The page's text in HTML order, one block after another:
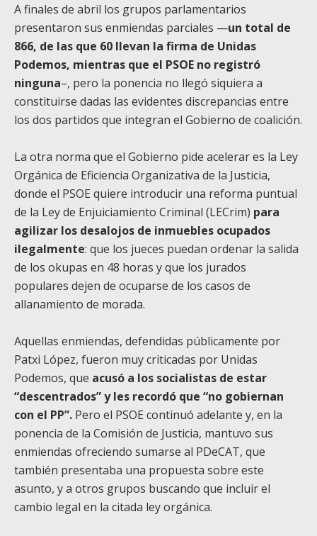
A finales de abril los grupos parlamentarios
presentaron sus enmiendas parciales —un total de
866, de las que 60 llevan la firma de Unidas
Podemos, mientras que el PSOE no registró
ninguna–, pero la ponencia no llegó siquiera a
constituirse dadas las evidentes discrepancias entre
los dos partidos que integran el Gobierno de coalición.
La otra norma que el Gobierno pide acelerar es la Ley
Orgánica de Eficiencia Organizativa de la Justicia,
donde el PSOE quiere introducir una reforma puntual
de la Ley de Enjuiciamiento Criminal (LECrim) para
agilizar los desalojos de inmuebles ocupados
ilegalmente: que los jueces puedan ordenar la salida
de los okupas en 48 horas y que los jurados
populares dejen de ocuparse de los casos de
allanamiento de morada.
Aquellas enmiendas, defendidas públicamente por
Patxi López, fueron muy criticadas por Unidas
Podemos, que acusó a los socialistas de estar
“descentrados” y les recordó que “no gobiernan
con el PP”. Pero el PSOE continuó adelante y, en la
ponencia de la Comisión de Justicia, mantuvo sus
enmiendas ofreciendo sumarse al PDeCAT, que
también presentaba una propuesta sobre este
asunto, y a otros grupos buscando que incluir el
cambio legal en la citada ley orgánica.